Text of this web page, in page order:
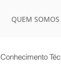
QUEM SOMOS
Conhecimento